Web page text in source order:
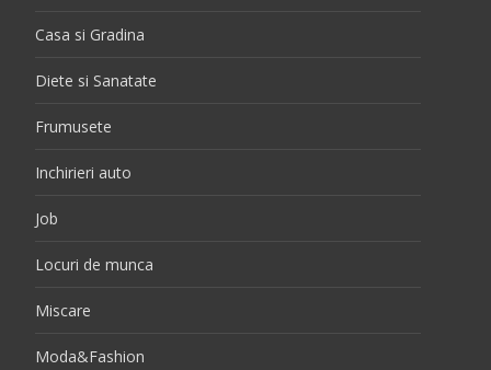
Casa si Gradina
Diete si Sanatate
Frumusete
Inchirieri auto
Job
Locuri de munca
Miscare
Moda&Fashion